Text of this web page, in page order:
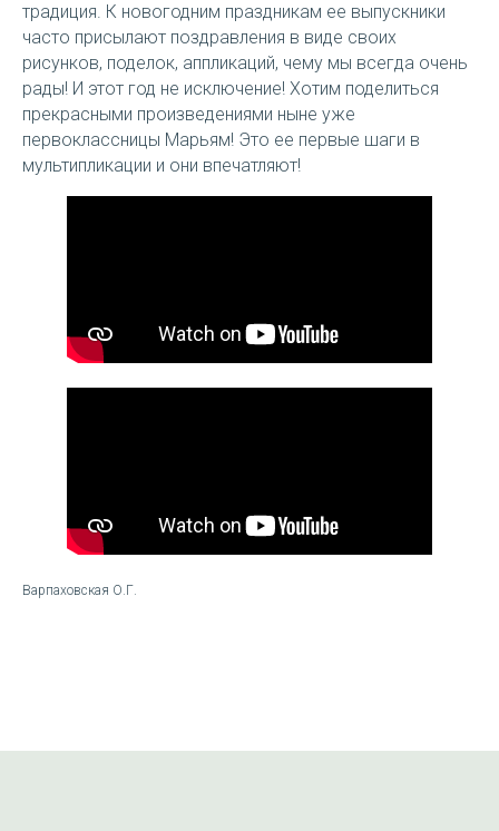
традиция. К новогодним праздникам ее выпускники
часто присылают поздравления в виде своих
рисунков, поделок, аппликаций, чему мы всегда очень
рады! И этот год не исключение! Хотим поделиться
прекрасными произведениями ныне уже
первоклассницы Марьям! Это ее первые шаги в
мультипликации и они впечатляют!
Варпаховская О.Г.